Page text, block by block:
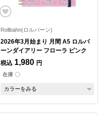
Rollbahn(ロルバーン)
2026年3月始まり 月間 A5 ロルバ
ーンダイアリー フローラ ピンク
税込 1,980 円
在庫 〇
カラーをみる